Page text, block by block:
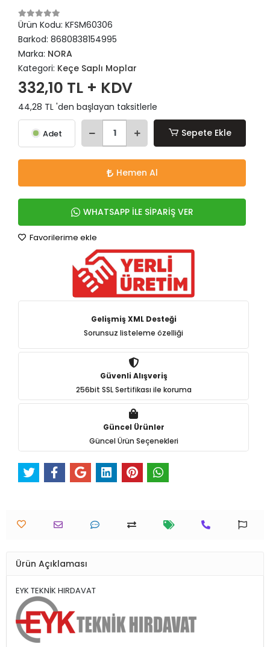
Ürün Kodu: KFSM60306
Barkod: 8680838154995
Marka: NORA
Kategori: Keçe Saplı Moplar
332,10 TL + KDV
44,28 TL 'den başlayan taksitlerle
Adet Sepete Ekle
Hemen Al
WHATSAPP İLE SİPARİŞ VER
Favorilerime ekle
Gelişmiş XML Desteği
Sorunsuz listeleme özelliği
Güvenli Alışveriş
256bit SSL Sertifikası ile koruma
Güncel Ürünler
Güncel Ürün Seçenekleri
Ürün Açıklaması
EYK TEKNİK HIRDAVAT